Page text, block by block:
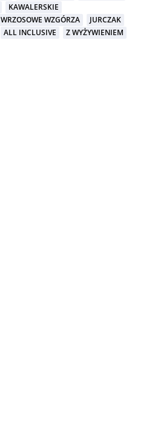
KAWALERSKIE
WRZOSOWE WZGÓRZA
JURCZAK
ALL INCLUSIVE
Z WYŻYWIENIEM